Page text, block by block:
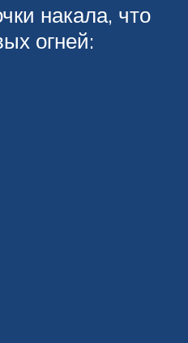
накала, что
огней: